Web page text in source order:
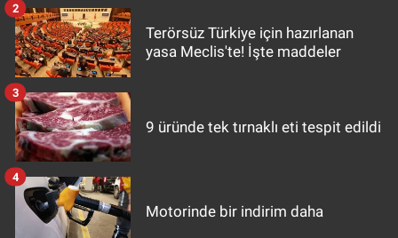
Terörsüz Türkiye için hazırlanan
yasa Meclis'te! İşte maddeler
2
9 üründe tek tırnaklı eti tespit edildi
3
Motorinde bir indirim daha
4